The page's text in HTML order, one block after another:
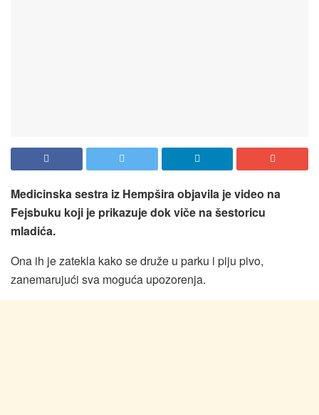
Medicinska sestra iz Hempšira objavila je video na
Fejsbuku koji je prikazuje dok viče na šestoricu
mladića.
Ona ih je zatekla kako se druže u parku i piju pivo,
zanemarujući sva moguća upozorenja.